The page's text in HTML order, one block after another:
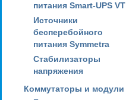
питания Smart-UPS VT
Источники
бесперебойного
питания Symmetra
Стабилизаторы
напряжения
Коммутаторы и модули